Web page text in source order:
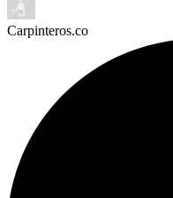
Carpinteros.co